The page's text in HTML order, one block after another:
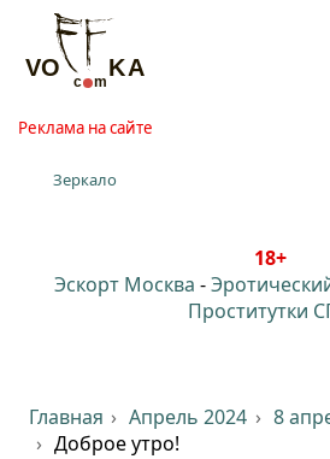
Реклама на сайте
Зеркало
18+
Эскорт Москва -
Проститутки
Главная Апрель 2024
8
Доброе утро!